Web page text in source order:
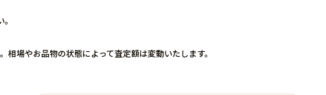
相場やお品物の状態によって査定額は変動いたします。